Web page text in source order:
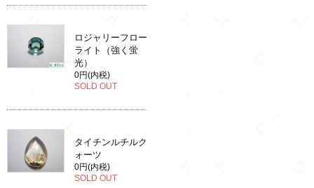
ロジャリーフロー
ライト（強く蛍
光）
0円(内税)
SOLD OUT
タイチンルチルク
ォーツ
0円(内税)
SOLD OUT